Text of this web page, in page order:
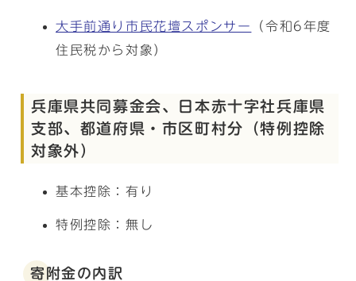
大手前通り市民花壇スポンサー
（令和6年度
住民税から対象）
兵庫県共同募金会、日本赤十字社兵庫県
支部、都道府県・市区町村分（特例控除
対象外）
基本控除：有り
特例控除：無し
寄附金の内訳